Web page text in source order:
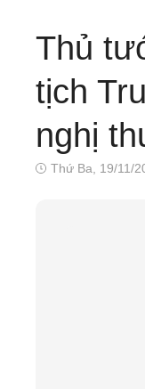
Thủ
tịch
nghị
Thứ Ba, 19/11/